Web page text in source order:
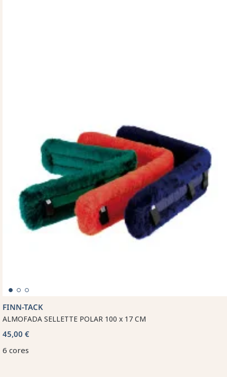
FINN-TACK
ALMOFADA SELLETTE POLAR 100 x 17 CM
45,00 €
6 cores